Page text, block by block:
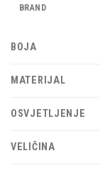
BRAND
BOJA
MATERIJAL
OSVJETLJENJE
VELIČINA